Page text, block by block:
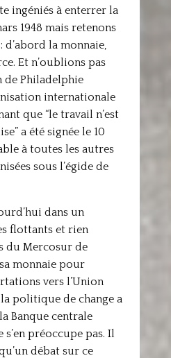
ingéniés à enterrer la
1948 mais retenons
la monnaie,
Et n’oublions pas
de Philadelphie
internationale
que “le travail n’est
a été signée le 10
à toutes les autres
sous l’égide de
dans un
flottants et rien
du Mercosur de
monnaie pour
vers l’Union
politique de change a
Banque centrale
préoccupe pas. Il
débat sur ce